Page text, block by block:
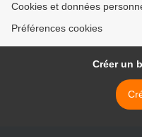
Cookies et données
Préférences cookies
Créer un